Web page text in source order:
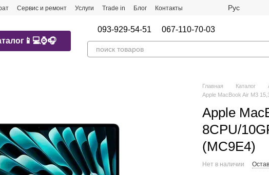
Сервис и ремонт Услуги Trade in Блог Контакты Рус
093-929-54-51 067-110-70-03
Главная Каталог
Apple MacBook Air M3
Apple
8CPU/
(MC9E4)
Нет в наличии